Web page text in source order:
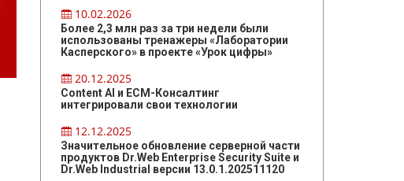
10.02.2026
Более 2,3 млн раз за три недели были
использованы тренажеры «Лаборатории
Касперского» в проекте «Урок цифры»
20.12.2025
Content AI и ЕСМ-Консалтинг
интегрировали свои технологии
12.12.2025
Значительное обновление серверной части
продуктов Dr.Web Enterprise Security Suite и
Dr.Web Industrial версии 13.0.1.202511120